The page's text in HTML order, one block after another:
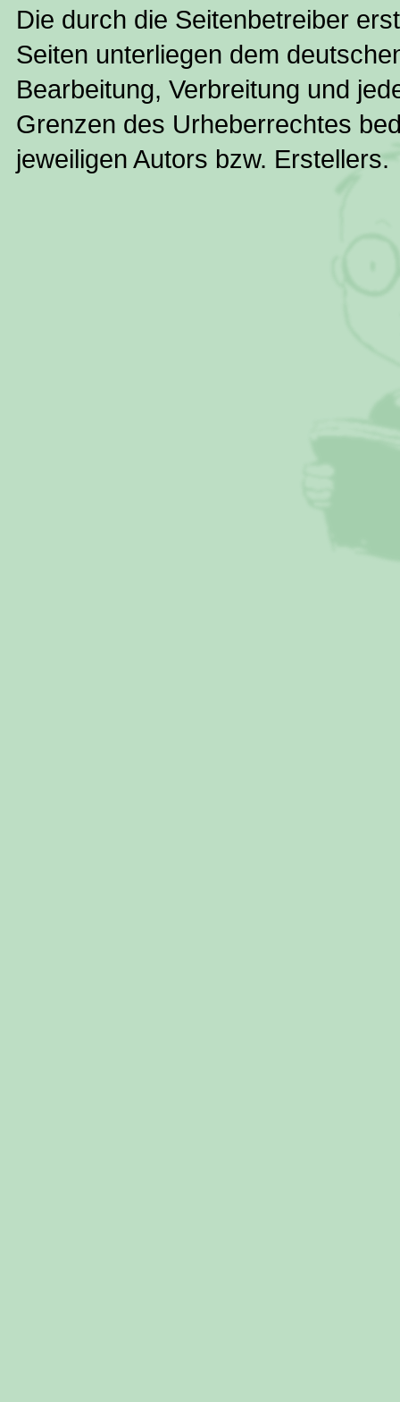
Die durch die Seitenbetreiber
Seiten unterliegen dem
Bearbeitung, Verbreitung und
Grenzen des Urheberrechtes
jeweiligen Autors bzw. Erstellers.